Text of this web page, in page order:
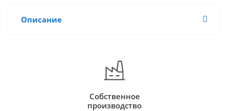
Описание
Собственное
производство